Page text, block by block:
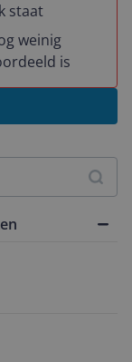
staat
weinig
is